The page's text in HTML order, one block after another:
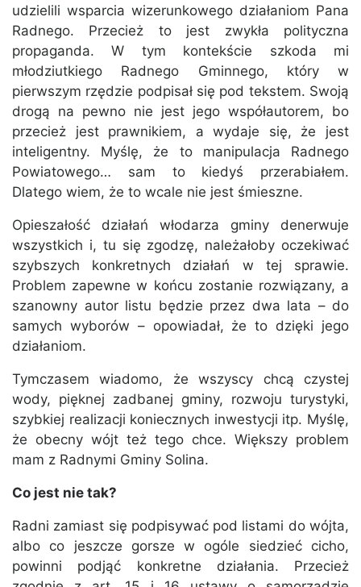
udzielili wsparcia wizerunkowego działaniom Pana
Radnego. Przecież to jest zwykła polityczna
propaganda. W tym kontekście szkoda mi
młodziutkiego Radnego Gminnego, który w
pierwszym rzędzie podpisał się pod tekstem. Swoją
drogą na pewno nie jest jego współautorem, bo
przecież jest prawnikiem, a wydaje się, że jest
inteligentny. Myślę, że to manipulacja Radnego
Powiatowego… sam to kiedyś przerabiałem.
Dlatego wiem, że to wcale nie jest śmieszne.
Opieszałość działań włodarza gminy denerwuje
wszystkich i, tu się zgodzę, należałoby oczekiwać
szybszych konkretnych działań w tej sprawie.
Problem zapewne w końcu zostanie rozwiązany, a
szanowny autor listu będzie przez dwa lata – do
samych wyborów – opowiadał, że to dzięki jego
działaniom.
Tymczasem wiadomo, że wszyscy chcą czystej
wody, pięknej zadbanej gminy, rozwoju turystyki,
szybkiej realizacji koniecznych inwestycji itp. Myślę,
że obecny wójt też tego chce. Większy problem
mam z Radnymi Gminy Solina.
Co jest nie tak?
Radni zamiast się podpisywać pod listami do wójta,
albo co jeszcze gorsze w ogóle siedzieć cicho,
powinni podjąć konkretne działania. Przecież